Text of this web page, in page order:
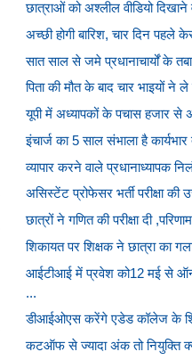
छात्राओं को अश्लील वीडियो दिखाने
अच्छी होगी बारिश, चार दिन
सात साल से जमे प्रधानाचार्यों के
पिता की मौत के बाद चार भाइयों
यूपी में अध्यापकों के पचास हजार से
इंचार्ज का 5 साल संभाला है
व्यापार करने वाले प्रधानाध्यापक
असिस्टेंट प्रोफेसर भर्ती परीक्षा की
छात्रों ने गणित की परीक्षा दी
शिकायत पर शिक्षक ने छात्रा का
आईटीआई में प्रवेश को12 मई से
...
डीआईओएस करेंगे एडेड कॉलेज के
कटऑफ से ज्यादा अंक तो नियुक्ति